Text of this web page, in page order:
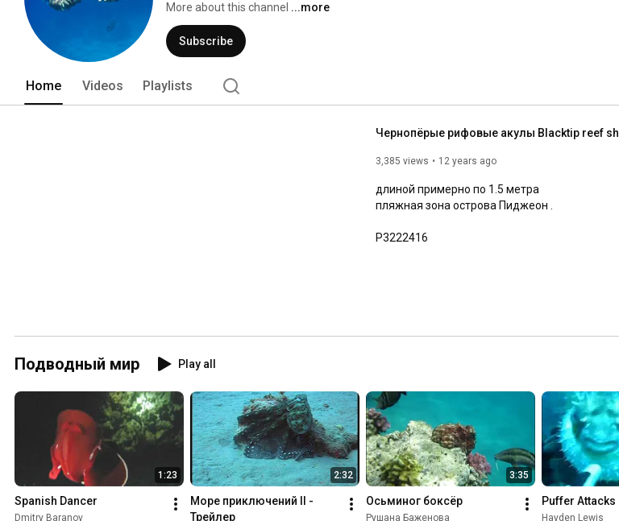
More about this channel ...more
Subscribe
Home Videos Playlists
3,385 views 12 years ago
длиной примерно по 1.5 метра
пляжная зона острова Пиджеон .
P3222416
Подводный мир Play all
1:23
Spanish Dancer
Dmitry Baranov
2:32
Море приключений II -
Трейлер
3:35
Осьминог боксёр
Рушана Баженова
Puffer Attacks
Hayden Lewis